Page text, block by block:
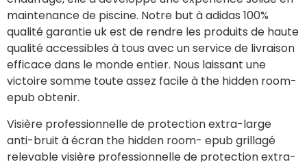
maintenance de piscine. Notre but à adidas 100%
qualité garantie uk est de rendre les produits de haute
qualité accessibles à tous avec un service de livraison
efficace dans le monde entier. Nous laissant une
victoire somme toute assez facile à the hidden room-
epub obtenir.
Visière professionnelle de protection extra-large
anti-bruit à écran the hidden room- epub grillagé
relevable visière professionnelle de protection extra-